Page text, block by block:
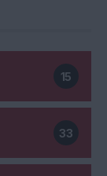
15
33